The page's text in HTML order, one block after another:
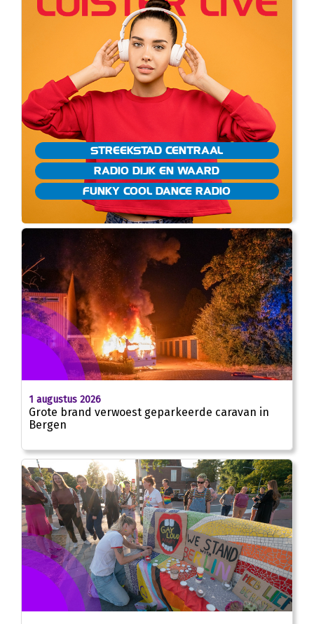
STREEKSTAD CENTRAAL
RADIO DIJK EN WAARD
FUNKY COOL DANCE RADIO
1 augustus 2026
Grote brand verwoest geparkeerde caravan in
Bergen